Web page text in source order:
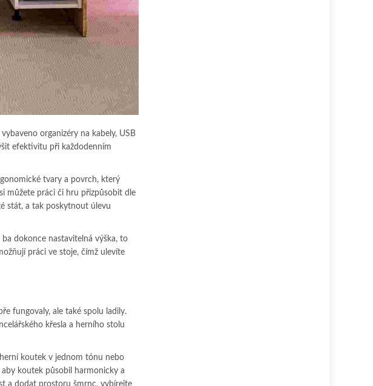
organizéry na kabely, USB
efektivitu při každodenním
tvary a povrch, který
můžete práci či hru přizpůsobit dle
stát, a tak poskytnout úlevu
dokonce nastavitelná výška, to
práci ve stoje, čímž ulevíte
fungovaly, ale také spolu ladily.
křesla a herního stolu
koutek v jednom tónu nebo
koutek působil harmonicky a
a dodat prostoru šmrnc, vybírejte